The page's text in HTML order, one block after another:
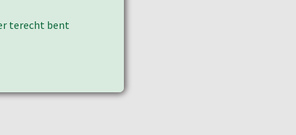
terecht bent